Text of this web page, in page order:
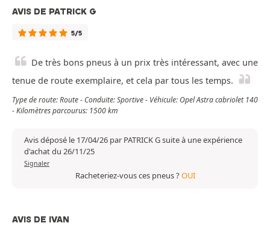
AVIS DE PATRICK G
5/5
De très bons pneus à un prix très intéressant, avec une
tenue de route exemplaire, et cela par tous les temps.
Type de route: Route - Conduite: Sportive - Véhicule: Opel Astra cabriolet 140
- Kilomètres parcourus: 1500 km
Avis déposé le 17/04/26 par PATRICK G suite à une expérience
d'achat du 26/11/25
Signaler
Racheteriez-vous ces pneus ?OUI
AVIS DE IVAN